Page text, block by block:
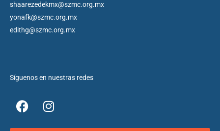
shaarezedekmx@szmc.org.mx
yonafk@szmc.org.mx
edithg@szmc.org.mx
Síguenos en nuestras redes